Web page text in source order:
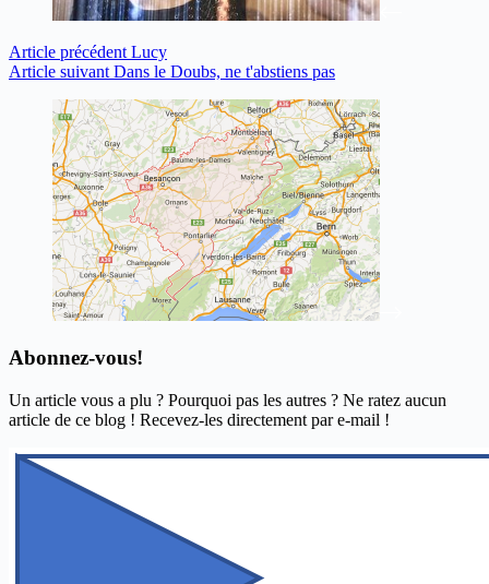
Article précédent Lucy
Article suivant Dans le Doubs, ne t'abstiens pas
Abonnez-vous!
Un article vous a plu ? Pourquoi pas les autres ? Ne ratez aucun
article de ce blog ! Recevez-les directement par e-mail !